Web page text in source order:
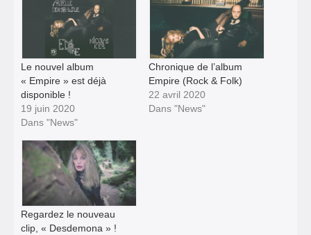
Le nouvel album
« Empire » est déjà
disponible !
19 juin 2020
Dans "News"
Chronique de l’album
Empire (Rock & Folk)
22 avril 2020
Dans "News"
Regardez le nouveau
clip, « Desdemona » !